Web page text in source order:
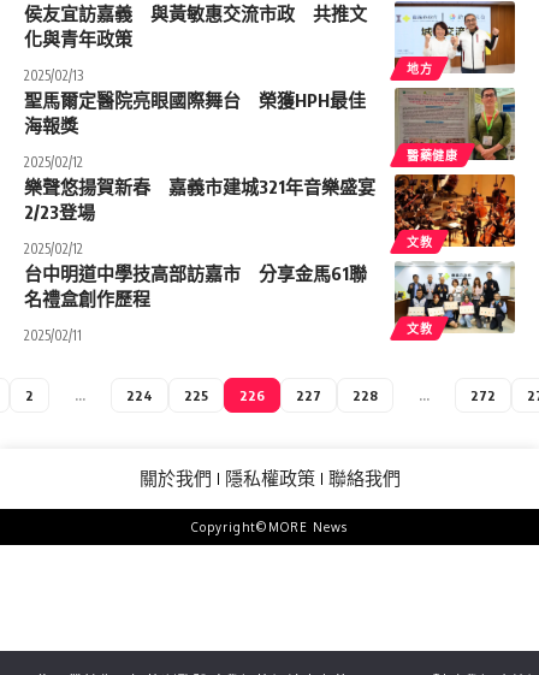
地方
侯友宜訪嘉義 與黃敏惠交流市政 共推文
化與青年政策
2025/02/13
醫藥健康
聖馬爾定醫院亮眼國際舞台 榮獲HPH最佳
海報獎
2025/02/12
文教
樂聲悠揚賀新春 嘉義市建城321年音樂盛宴
2/23登場
2025/02/12
文教
台中明道中學技高部訪嘉市 分享金馬61聯
名禮盒創作歷程
2025/02/11
2 ... 224 225 226 227 228 ... 272
關於我們 隱私權政策 聯絡我們
Copyright©MORE News